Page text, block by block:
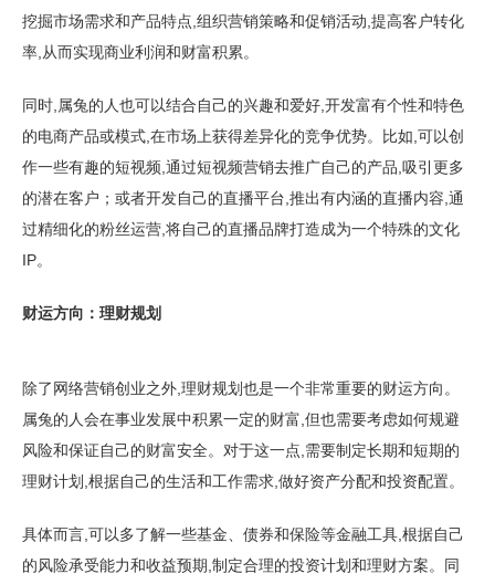
挖掘市场需求和产品特点,组织营销策略和促销活动,提高客户转化
率,从而实现商业利润和财富积累。
同时,属兔的人也可以结合自己的兴趣和爱好,开发富有个性和特色
的电商产品或模式,在市场上获得差异化的竞争优势。比如,可以创
作一些有趣的短视频,通过短视频营销去推广自己的产品,吸引更多
的潜在客户；或者开发自己的直播平台,推出有内涵的直播内容,通
过精细化的粉丝运营,将自己的直播品牌打造成为一个特殊的文化
IP。
财运方向：理财规划
除了网络营销创业之外,理财规划也是一个非常重要的财运方向。
属兔的人会在事业发展中积累一定的财富,但也需要考虑如何规避
风险和保证自己的财富安全。对于这一点,需要制定长期和短期的
理财计划,根据自己的生活和工作需求,做好资产分配和投资配置。
具体而言,可以多了解一些基金、债券和保险等金融工具,根据自己
的风险承受能力和收益预期,制定合理的投资计划和理财方案。同